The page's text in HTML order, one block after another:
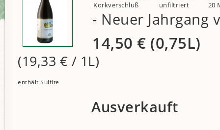
Korkverschluß
unfiltriert 20
- Neuer Jahrgang
14,50 € (0,75L)
(19,33 € / 1L)
Ausverkauft